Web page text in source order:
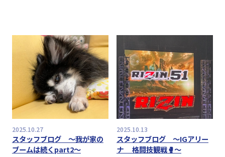
2025.10.27
スタッフブログ ～我が家の
ブームは続くpart2～
2025.10.13
スタッフブログ ～IGアリー
ナ 格闘技観戦🥊～